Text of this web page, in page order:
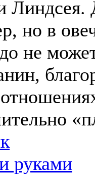
но в
не
руками